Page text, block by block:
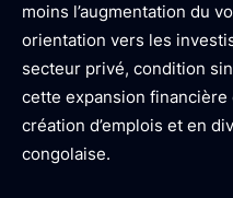
moins l’augmentation du
orientation vers les
secteur privé, condition
cette expansion
création d’emplois et en
congolaise.